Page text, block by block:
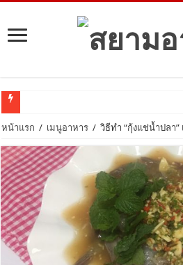
หน้าแรก / เมนูอาหาร / วิธีทำ “กุ้งแช่น้ำปลา